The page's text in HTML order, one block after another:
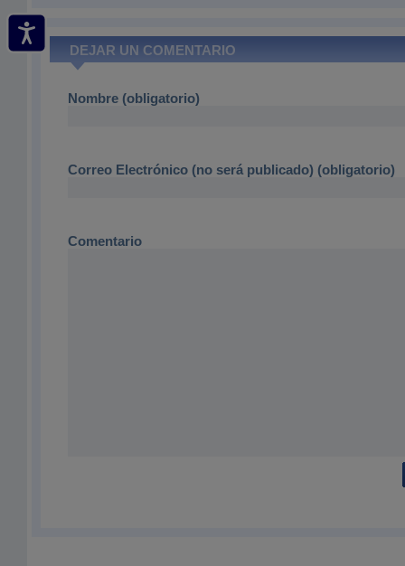
DEJAR UN COMENTARIO
Nombre (obligatorio)
Correo Electrónico (no será publicado) (obligatorio)
Comentario